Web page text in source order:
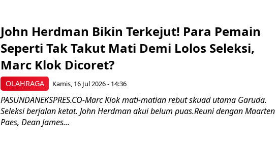
OLAHRAGA
John Herdman Bikin Terkejut! Para Pemain
Seperti Tak Takut Mati Demi Lolos Seleksi,
Marc Klok Dicoret?
Kamis, 16 Jul 2026 - 14:36
PASUNDANEKSPRES.CO-Marc Klok mati-matian rebut skuad utama Garuda.
Seleksi berjalan ketat. John Herdman akui belum puas.Reuni dengan Maarten
Paes, Dean James...